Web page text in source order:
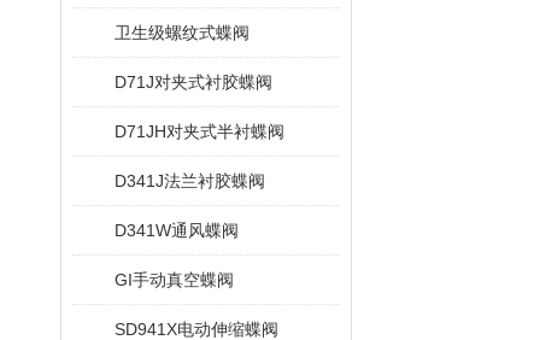
卫生级螺纹式蝶阀
D71J对夹式衬胶蝶阀
D71JH对夹式半衬蝶阀
D341J法兰衬胶蝶阀
D341W通风蝶阀
GI手动真空蝶阀
SD941X电动伸缩蝶阀